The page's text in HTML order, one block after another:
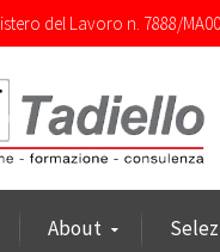
del Lavoro n. 7888/
About